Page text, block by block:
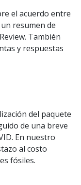
el acuerdo entre
resumen de
También
y respuestas
del paquete
de una breve
En nuestro
al costo
fósiles.